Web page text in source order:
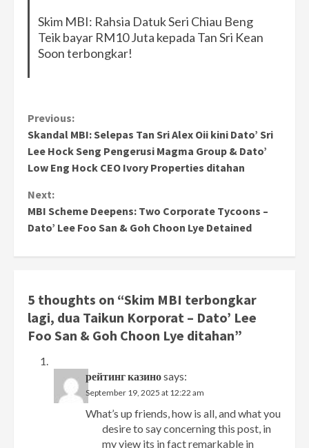
Skim MBI: Rahsia Datuk Seri Chiau Beng
Teik bayar RM10 Juta kepada Tan Sri Kean
Soon terbongkar!
Continue
Reading
Previous:
Skandal MBI: Selepas Tan Sri Alex Oii kini Dato’ Sri
Lee Hock Seng Pengerusi Magma Group & Dato’
Low Eng Hock CEO Ivory Properties ditahan
Next:
MBI Scheme Deepens: Two Corporate Tycoons –
Dato’ Lee Foo San & Goh Choon Lye Detained
5 thoughts on “Skim MBI terbongkar
lagi, dua Taikun Korporat – Dato’ Lee
Foo San & Goh Choon Lye ditahan”
рейтинг казиноsays:
September 19, 2025 at 12:22 am
What’s up friends, how is all, and what you
desire to say concerning this post, in
my view its in fact remarkable in